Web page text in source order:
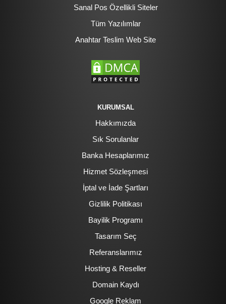
Sanal Pos Özellikli Siteler
Tüm Yazılımlar
Anahtar Teslim Web Site
KURUMSAL
Hakkımızda
Sık Sorulanlar
Banka Hesaplarımız
Hizmet Sözleşmesi
İptal ve İade Şartları
Gizlilik Politikası
Bayilik Programı
Tasarım Seç
Referanslarımız
Hosting & Reseller
Domain Kaydı
Google Reklam